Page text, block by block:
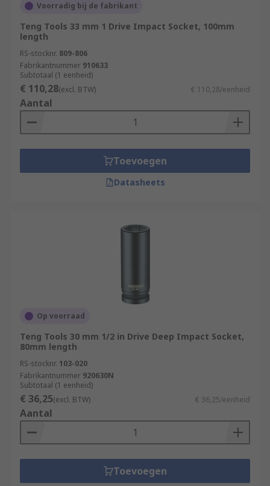
Voorradig bij de fabrikant
Teng Tools 33 mm 1 Drive Impact Socket, 100mm
length
RS-stocknr. 809-806
Fabrikantnummer 910633
Subtotaal (1 eenheid)
€ 110,28(excl. BTW) € 110,28/eenheid
Aantal
Toevoegen
Datasheets
Op voorraad
Teng Tools 30 mm 1/2 in Drive Deep Impact Socket,
80mm length
RS-stocknr. 103-020
Fabrikantnummer 920630N
Subtotaal (1 eenheid)
€ 36,25(excl. BTW) € 36,25/eenheid
Aantal
Toevoegen